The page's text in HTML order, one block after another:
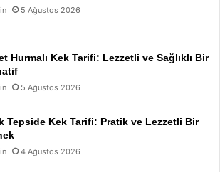
5 Ağustos 2026
Hurmalı Kek Tarifi: Lezzetli ve Sağlıklı Bir
5 Ağustos 2026
Tepside Kek Tarifi: Pratik ve Lezzetli Bir
4 Ağustos 2026